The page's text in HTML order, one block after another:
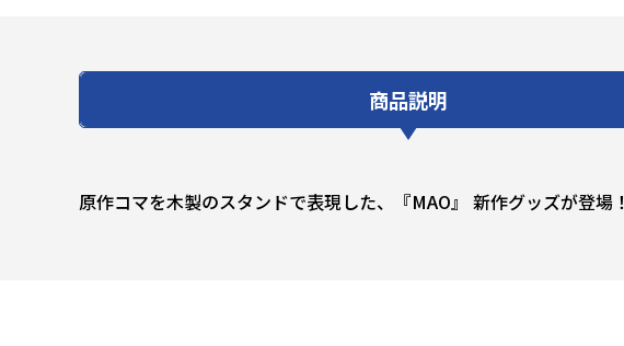
商品説明
原作コマを木製のスタンドで表現した、『MAO』 新作グッズが登場！